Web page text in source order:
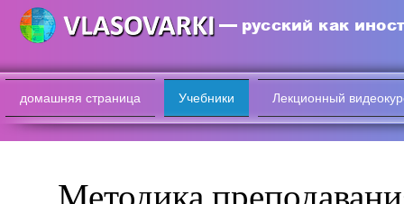
русский как
домашняя страница Учебники Лекционный